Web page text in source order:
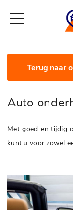
Terug naar
Auto
Met goed en tijdig
kunt u voor zowel